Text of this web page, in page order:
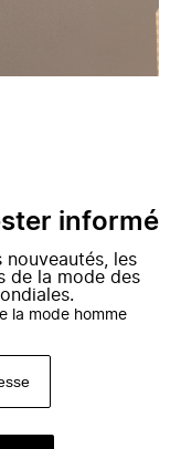
informé
les
de la mode des
la mode homme